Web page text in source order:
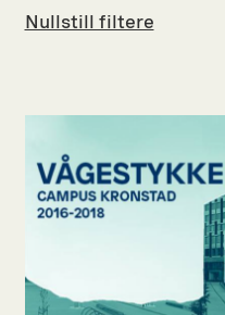
Nullstill filtere